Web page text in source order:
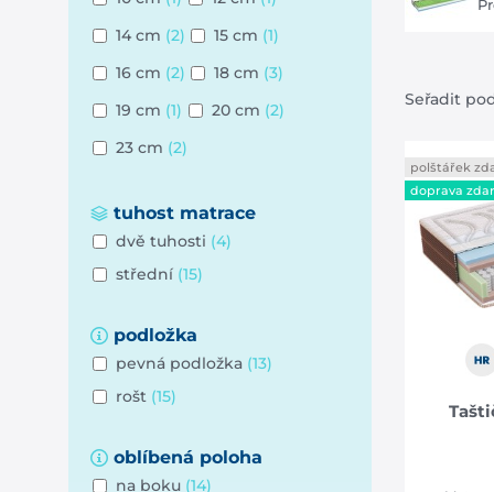
14 cm (2) 15 cm (1)
16 cm (2) 18 cm (3)
19 cm (1) 20 cm (2)
23 cm (2)
tuhost matrace
dvě tuhosti (4)
střední (15)
podložka
pevná podložka (13)
rošt (15)
oblíbená poloha
na boku (14)
Seřadit
polštářek
doprava